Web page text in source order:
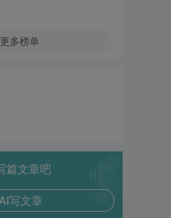
多榜单
篇文章吧
写文章